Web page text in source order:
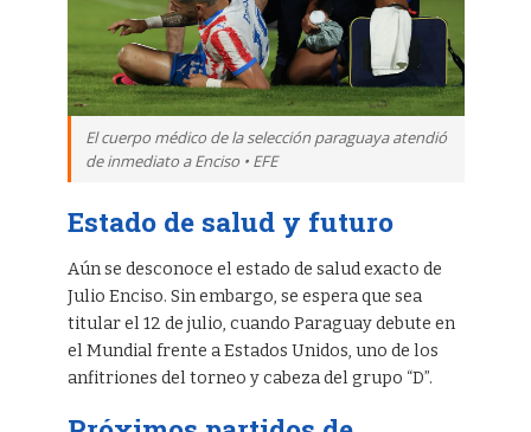
El cuerpo médico de la selección paraguaya atendió
de inmediato a Enciso • EFE
Estado de salud y futuro
Aún se desconoce el estado de salud exacto de
Julio Enciso. Sin embargo, se espera que sea
titular el 12 de julio, cuando Paraguay debute en
el Mundial frente a Estados Unidos, uno de los
anfitriones del torneo y cabeza del grupo “D”.